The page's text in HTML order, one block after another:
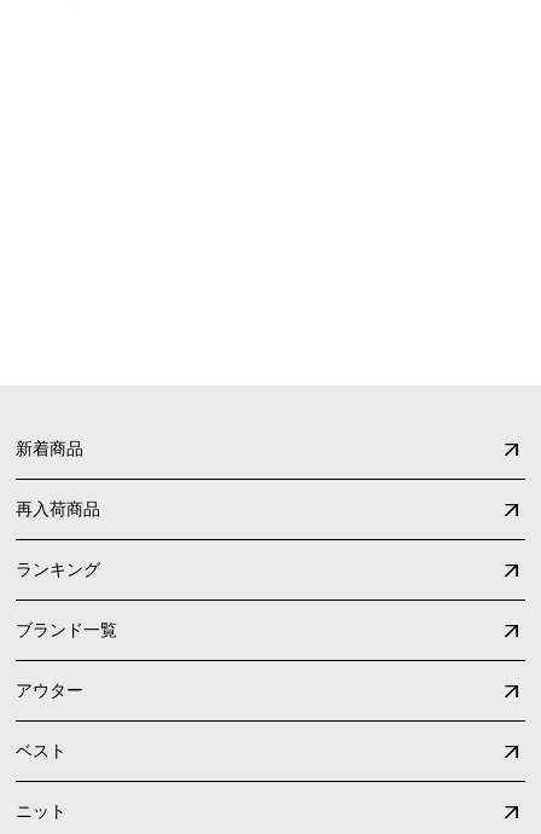
新着商品
再入荷商品
ランキング
ブランド一覧
アウター
ベスト
ニット